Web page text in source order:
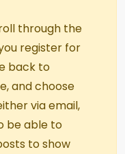
through the
register for
back to
and choose
via email,
be able to
to show